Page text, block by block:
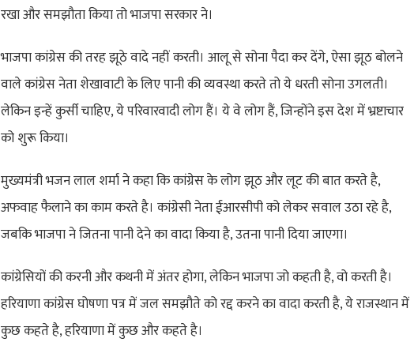
रखा और समझौता किया तो भाजपा सरकार ने।
भाजपा कांग्रेस की तरह झूठे वादे नहीं करती। आलू से सोना पैदा कर देंगे, ऐसा झूठ बोलने
वाले कांग्रेस नेता शेखावाटी के लिए पानी की व्यवस्था करते तो ये धरती सोना उगलती।
लेकिन इन्हें कुर्सी चाहिए, ये परिवारवादी लोग हैं। ये वे लोग हैं, जिन्होंने इस देश में भ्रष्टाचार
को शुरू किया।
मुख्यमंत्री भजन लाल शर्मा ने कहा कि कांग्रेस के लोग झूठ और लूट की बात करते है,
अफवाह फैलाने का काम करते है। कांग्रेसी नेता ईआरसीपी को लेकर सवाल उठा रहे है,
जबकि भाजपा ने जितना पानी देने का वादा किया है, उतना पानी दिया जाएगा।
कांग्रेसियों की करनी और कथनी में अंतर होगा, लेकिन भाजपा जो कहती है, वो करती है।
हरियाणा कांग्रेस घोषणा पत्र में जल समझौते को रद्द करने का वादा करती है, ये राजस्थान में
कुछ कहते है, हरियाणा में कुछ और कहते है।